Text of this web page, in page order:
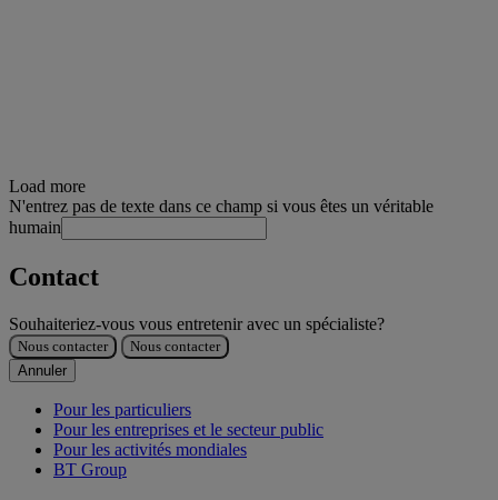
Load more
N'entrez pas de texte dans ce champ si vous êtes un véritable
humain
Contact
Souhaiteriez-vous vous entretenir avec un spécialiste?
Nous contacter
Nous contacter
Annuler
Pour les particuliers
Pour les entreprises et le secteur public
Pour les activités mondiales
BT Group